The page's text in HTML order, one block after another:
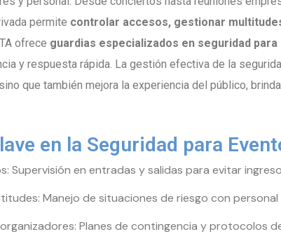
permite controlar accesos, gestionar
ofrece guardias especializados en seguridad
y respuesta rápida. La gestión efectiva de la
que también mejora la experiencia del público,
en la Seguridad para
Supervisión en entradas y salidas para evitar
Manejo de situaciones de riesgo con
Planes de contingencia y protocolos